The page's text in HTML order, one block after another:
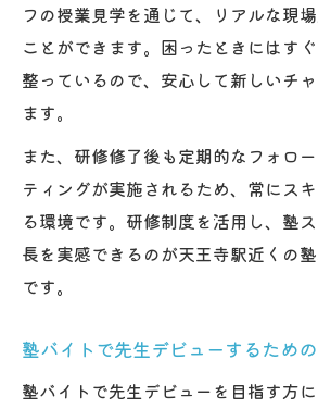
フの授業見学を通じて、リアルな現
ことができます。困ったときにはす
整っているので、安心して新しいチ
ます。
また、研修修了後も定期的なフォロ
ティングが実施されるため、常にス
る環境です。研修制度を活用し、塾
長を実感できるのが天王寺駅近くの
です。
塾バイトで先生デビューするため
塾バイトで先生デビューを目指す方